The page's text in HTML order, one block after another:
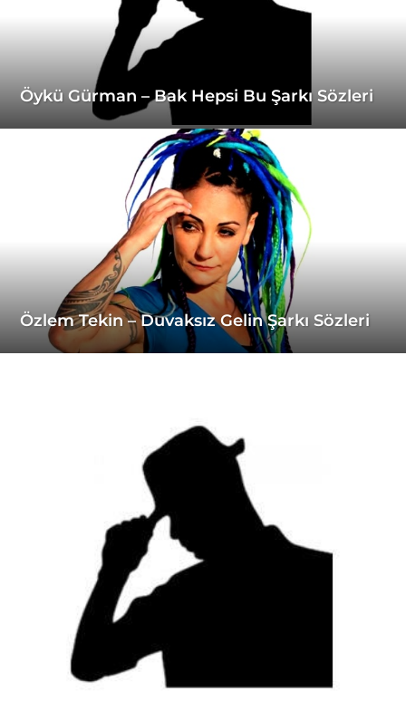
Öykü Gürman – Bak Hepsi Bu Şarkı Sözleri
Özlem Tekin – Duvaksız Gelin Şarkı Sözleri